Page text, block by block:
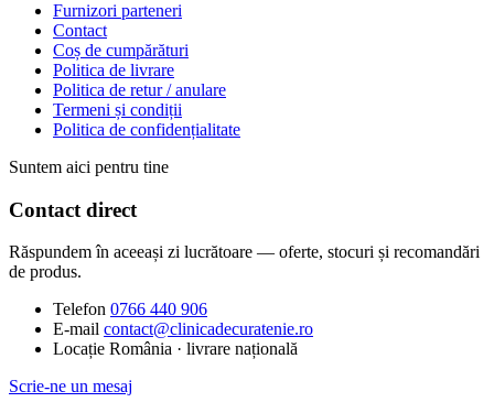
Furnizori parteneri
Contact
Coș de cumpărături
Politica de livrare
Politica de retur / anulare
Termeni și condiții
Politica de confidențialitate
Suntem aici pentru tine
Contact direct
Răspundem în aceeași zi lucrătoare — oferte, stocuri și recomandări
de produs.
Telefon 0766 440 906
E-mail contact@clinicadecuratenie.ro
Locație România · livrare națională
Scrie-ne un mesaj